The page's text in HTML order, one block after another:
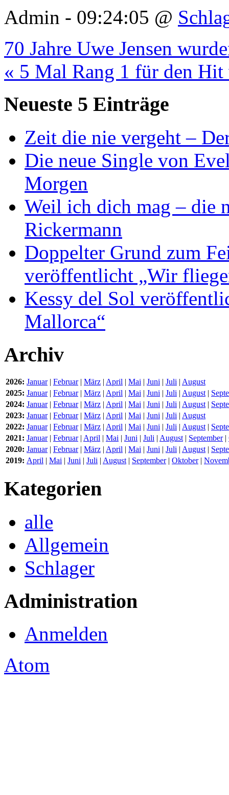
Admin - 09:24:05 @
70 Jahre Uwe Jensen
« 5 Mal Rang 1 für den
Neueste 5 Einträge
Zeit die nie vergeht –
Die neue Single von
Morgen
Weil ich dich mag – die
Rickermann
Doppelter Grund zum
veröffentlicht „Wir
Kessy del Sol
Mallorca“
Archiv
2026: Januar| Februar| März | April | Mai | Juni | Juli | August
2025: Januar| Februar| März | April | Mai | Juni | Juli | August|
2024: Januar| Februar| März | April | Mai | Juni | Juli | August|
2023: Januar| Februar| März | April | Mai | Juni | Juli | August
2022: Januar| Februar| März | April | Mai | Juni | Juli | August|
2021: Januar| Februar| April | Mai | Juni | Juli | August| September|
2020: Januar| Februar| März | April | Mai | Juni | Juli | August|
2019: April | Mai | Juni | Juli | August| September| Oktober|
Kategorien
alle
Allgemein
Schlager
Administration
Anmelden
Atom